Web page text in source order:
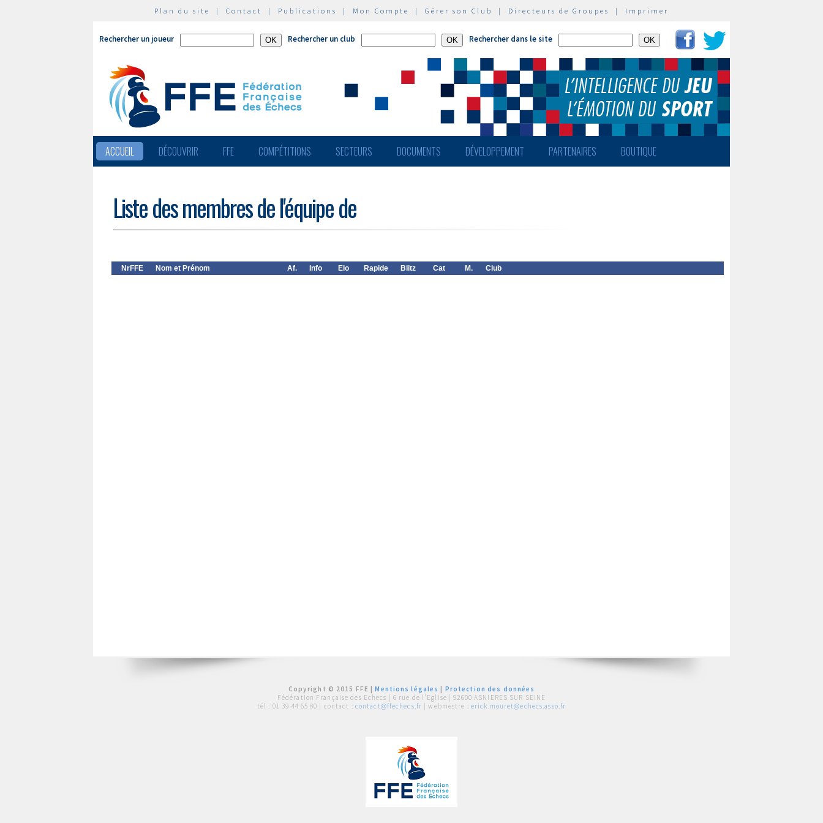
Plan du site | Contact | Publications | Mon Compte | Gérer son Club | Directeurs de Groupes | Imprimer
Rechercher un joueur Rechercher un club Rechercher dans le site
ACCUEIL DÉCOUVRIR FFE COMPÉTITIONS SECTEURS DOCUMENTS DÉVELOPPEMENT PARTENAIRES BOUTIQUE
Liste des membres de l'équipe de
NrFFE Nom et Prénom Af. Info Elo Rapide Blitz Cat M. Club
Copyright © 2015 FFE |Mentions légales
Protection des données
Fédération Française des Echecs | 6 rue de l'Eglise | 92600 ASNIERES SUR SEINE
tél : 01 39 44 65 80 | contact : contact@ffechecs.fr | webmestre : erick.mouret@echecs.asso.fr